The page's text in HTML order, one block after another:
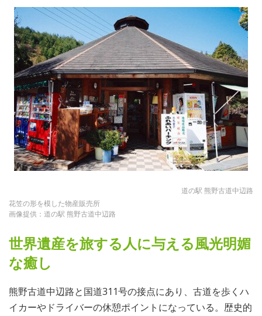
道の駅 熊野古道中辺路
花笠の形を模した物産販売所
画像提供：道の駅 熊野古道中辺路
世界遺産を旅する人に与える風光明媚
な癒し
熊野古道中辺路と国道311号の接点にあり、古道を歩くハ
イカーやドライバーの休憩ポイントになっている。歴史的